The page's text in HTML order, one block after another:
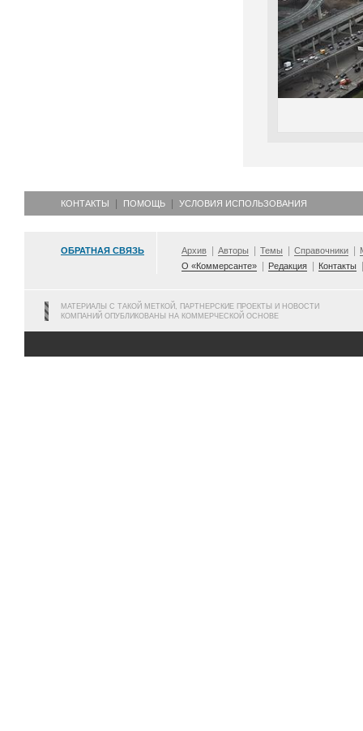
КОНТАКТЫ ПОМОЩЬ УСЛОВИЯ ИСПОЛЬЗОВАНИЯ
ОБРАТНАЯ СВЯЗЬ Архив Авторы Темы Справочники
О «Коммерсанте»
Редакция Контакты
МАТЕРИАЛЫ С ТАКОЙ МЕТКОЙ, ПАРТНЕРСКИЕ ПРОЕКТЫ И НОВОСТИ
КОМПАНИЙ ОПУБЛИКОВАНЫ НА КОММЕРЧЕСКОЙ ОСНОВЕ